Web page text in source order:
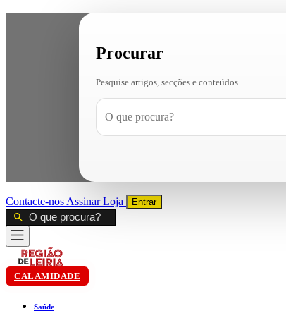
Procurar
Pesquise artigos, secções e conteúdos
Contacte-nos AssinarLoja Entrar
CALAMIDADE
Saúde